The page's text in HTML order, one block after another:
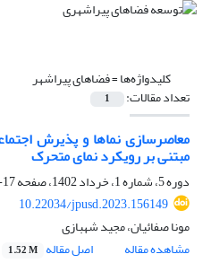
کلیدواژه‌ها =فضاهای پیراشهر
تعداد مقالات: 1
معاصرسازی نماها و پذیرش
مبتنی بر رویکرد نمای متحرک
دوره 5، شماره 1، خرداد 1402، صفحه
17-30
10.22034/jpusd.2023.156149
مونا صفائیان، مجید شهبازی
مشاهده مقاله
اصل مقاله 1.52 M